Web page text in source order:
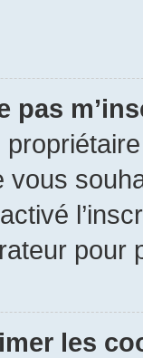
pas
vous
les